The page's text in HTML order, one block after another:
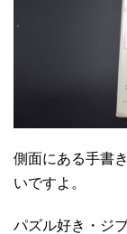
側面にある手書
いですよ。
パズル好き・ジ